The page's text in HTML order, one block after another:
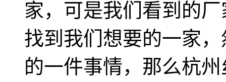
家，可是我们看到的
找到我们想要的一家
的一件事情，那么杭